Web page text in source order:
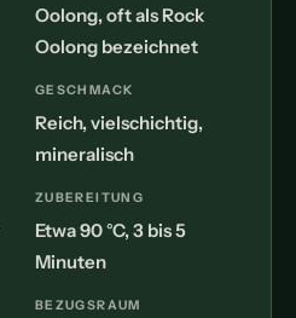
Oolong, oft als Rock
Oolong bezeichnet
GESCHMACK
Reich, vielschichtig,
mineralisch
ZUBEREITUNG
Etwa 90 °C, 3 bis 5
Minuten
BEZUGSRAUM